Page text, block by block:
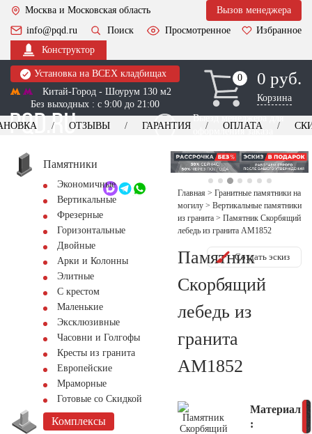
Москва и Московская область
Вызов менеджера
info@pqd.ru
Поиск Просмотренное
Избранное
Конструктор
Установка на ВСЕХ кладбищах
Китай-Город - Шоурум 130 м2
Без выходных : с 9:00 до 21:00
0
0 0 руб.
Корзина
Выезд менеджера для
оформления заказа
+7 (495) 518-44-23
Обратный звонок
ОТЗЫВЫ ГАРАНТИЯ ОПЛАТА
Памятники
Экономичные
Вертикальные
Фрезерные
Горизонтальные
Двойные
Арки и Колонны
Элитные
С крестом
Маленькие
Эксклюзивные
Часовни и Голгофы
Кресты из гранита
Европейские
Мраморные
Готовые со Скидкой
Комплексы
Главная > Гранитные памятники на
могилу > Вертикальные памятники
из гранита > Памятник Скорбящий
лебедь из гранита AM1852
Памятник
Скорбящий
лебедь из
гранита
AM1852
Создать эскиз
Материал
: